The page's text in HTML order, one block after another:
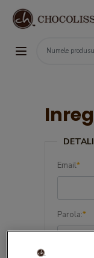
Email*
Parola:*